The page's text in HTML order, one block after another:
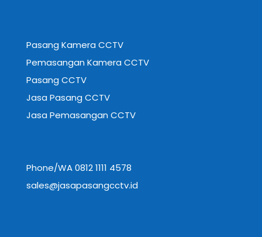
Pasang Kamera CCTV
Pemasangan Kamera CCTV
Pasang CCTV
Jasa Pasang CCTV
Jasa Pemasangan CCTV
Phone/WA 0812 1111 4578
sales@jasapasangcctv.id